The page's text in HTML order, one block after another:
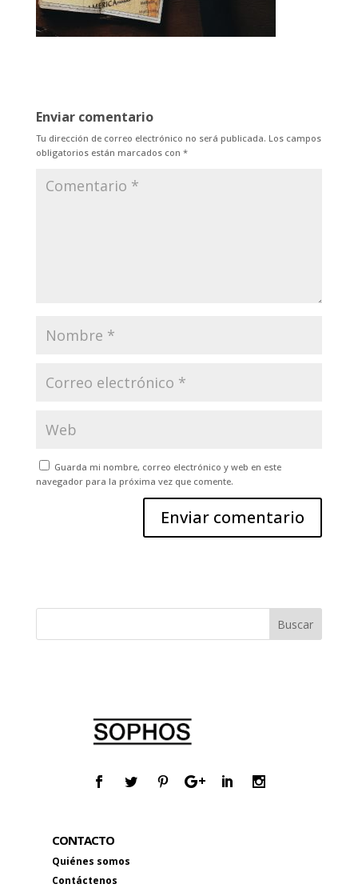
Enviar comentario
Tu dirección de correo electrónico no será publicada. Los campos
obligatorios están marcados con *
Guarda mi nombre, correo electrónico y web en este
navegador para la próxima vez que comente.
CONTACTO
Quiénes somos
Contáctenos